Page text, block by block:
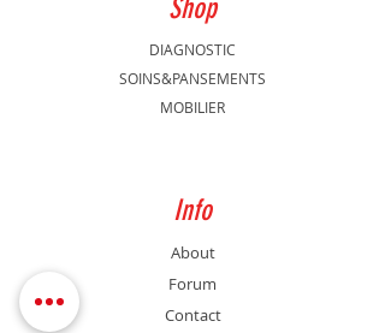
Shop
DIAGNOSTIC
SOINS&PANSEMENTS
MOBILIER
Info
About
Forum
Contact